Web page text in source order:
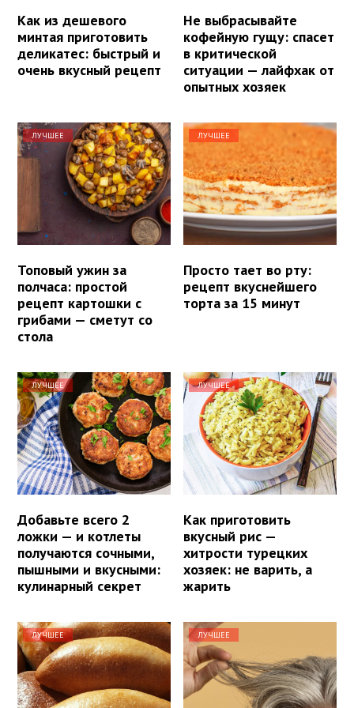
Как из дешевого
минтая приготовить
деликатес: быстрый и
очень вкусный рецепт
Не выбрасывайте
кофейную гущу: спасет
в критической
ситуации — лайфхак от
опытных хозяек
ЛУЧШЕЕ
Топовый ужин за
полчаса: простой
рецепт картошки с
грибами — сметут со
стола
ЛУЧШЕЕ
Просто тает во рту:
рецепт вкуснейшего
торта за 15 минут
ЛУЧШЕЕ
Добавьте всего 2
ложки — и котлеты
получаются сочными,
пышными и вкусными:
кулинарный секрет
ЛУЧШЕЕ
Как приготовить
вкусный рис —
хитрости турецких
хозяек: не варить, а
жарить
ЛУЧШЕЕ ЛУЧШЕЕ